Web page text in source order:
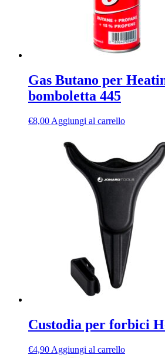
Gas Butano per
bomboletta 445
€8,00 Aggiungi al carrello
Custodia per forbici
€4,90 Aggiungi al carrello